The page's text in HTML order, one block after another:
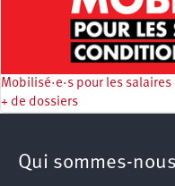
Mobilisé·e·s pour les
+ de dossiers
Qui sommes-nous